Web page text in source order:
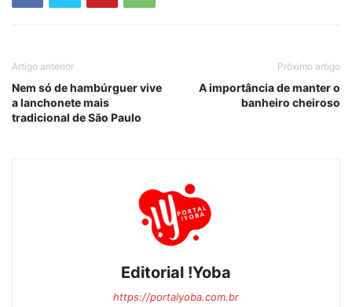
Artigo anterior
Nem só de hambúrguer vive
a lanchonete mais
tradicional de São Paulo
Próximo artigo
A importância de manter o
banheiro cheiroso
Editorial !Yoba
https://portalyoba.com.br